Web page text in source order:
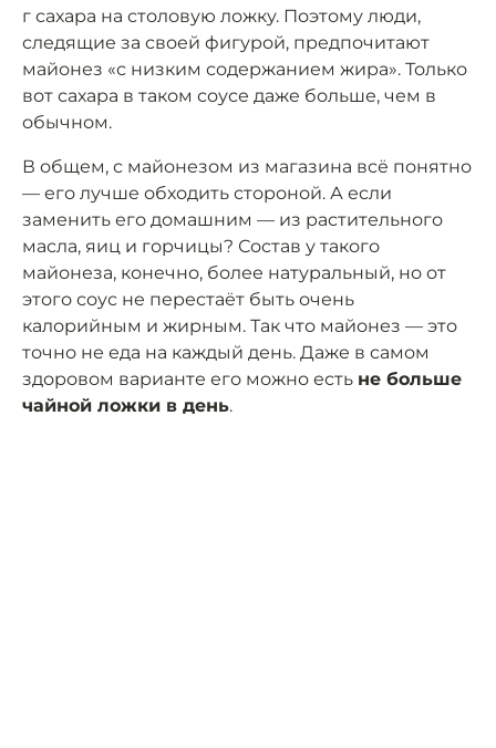
г сахара на столовую ложку. Поэтому люди,
следящие за своей фигурой, предпочитают
майонез «с низким содержанием жира». Только
вот сахара в таком соусе даже больше, чем в
обычном.
В общем, с майонезом из магазина всё понятно
— его лучше обходить стороной. А если
заменить его домашним — из растительного
масла, яиц и горчицы? Состав у такого
майонеза, конечно, более натуральный, но от
этого соус не перестаёт быть очень
калорийным и жирным. Так что майонез — это
точно не еда на каждый день. Даже в самом
здоровом варианте его можно есть не больше
чайной ложки в день.